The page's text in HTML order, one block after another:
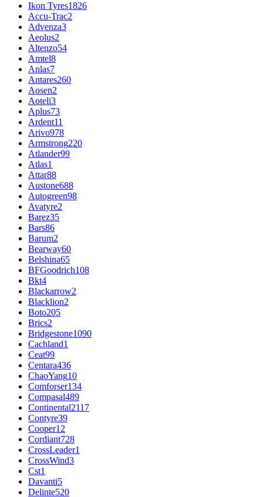
Ikon Tyres1826
Accu-Trac2
Advenza3
Aeolus2
Altenzo54
Amtel8
Anlas7
Antares260
Aosen2
Aoteli3
Aplus73
Ardent11
Arivo978
Armstrong220
Atlander99
Atlas1
Attar88
Austone688
Autogreen98
Avatyre2
Barez35
Bars86
Barum2
Bearway60
Belshina65
BFGoodrich108
Bkt4
Blackarrow2
Blacklion2
Boto205
Brics2
Bridgestone1090
Cachland1
Ceat99
Centara436
ChaoYang10
Comforser134
Compasal489
Continental2117
Contyre39
Cooper12
Cordiant728
CrossLeader1
CrossWind3
Cst1
Davanti5
Delinte520